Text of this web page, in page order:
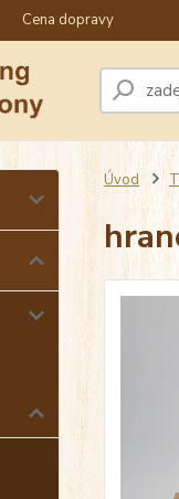
Cena dopravy
Úvod